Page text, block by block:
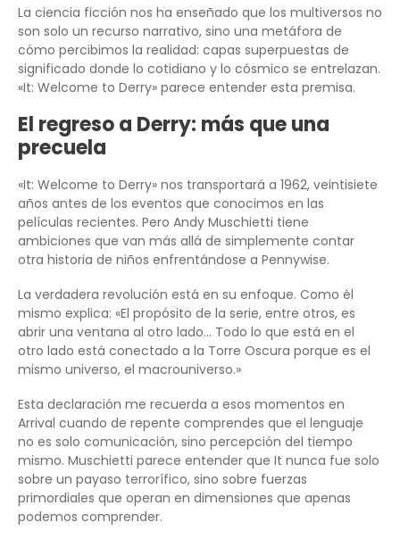
La ciencia ficción nos ha enseñado que los multiversos no
son solo un recurso narrativo, sino una metáfora de
cómo percibimos la realidad: capas superpuestas de
significado donde lo cotidiano y lo cósmico se entrelazan.
«It: Welcome to Derry» parece entender esta premisa.
El regreso a Derry: más que una
precuela
«It: Welcome to Derry» nos transportará a 1962, veintisiete
años antes de los eventos que conocimos en las
películas recientes. Pero Andy Muschietti tiene
ambiciones que van más allá de simplemente contar
otra historia de niños enfrentándose a Pennywise.
La verdadera revolución está en su enfoque. Como él
mismo explica: «El propósito de la serie, entre otros, es
abrir una ventana al otro lado… Todo lo que está en el
otro lado está conectado a la Torre Oscura porque es el
mismo universo, el macrouniverso.»
Esta declaración me recuerda a esos momentos en
Arrival cuando de repente comprendes que el lenguaje
no es solo comunicación, sino percepción del tiempo
mismo. Muschietti parece entender que It nunca fue solo
sobre un payaso terrorífico, sino sobre fuerzas
primordiales que operan en dimensiones que apenas
podemos comprender.